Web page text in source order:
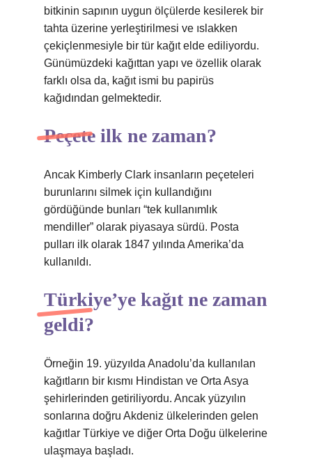
bitkinin sapının uygun ölçülerde kesilerek bir
tahta üzerine yerleştirilmesi ve ıslakken
çekiçlenmesiyle bir tür kağıt elde ediliyordu.
Günümüzdeki kağıttan yapı ve özellik olarak
farklı olsa da, kağıt ismi bu papirüs
kağıdından gelmektedir.
Peçete ilk ne zaman?
Ancak Kimberly Clark insanların peçeteleri
burunlarını silmek için kullandığını
gördüğünde bunları “tek kullanımlık
mendiller” olarak piyasaya sürdü. Posta
pulları ilk olarak 1847 yılında Amerika’da
kullanıldı.
Türkiye’ye kağıt ne zaman
geldi?
Örneğin 19. yüzyılda Anadolu’da kullanılan
kağıtların bir kısmı Hindistan ve Orta Asya
şehirlerinden getiriliyordu. Ancak yüzyılın
sonlarına doğru Akdeniz ülkelerinden gelen
kağıtlar Türkiye ve diğer Orta Doğu ülkelerine
ulaşmaya başladı.